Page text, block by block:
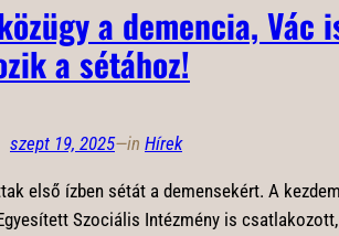
a demencia, Vác
a sétához!
szept 19, 2025—in Hírek
első ízben sétát a demensekért. A
Szociális Intézmény is